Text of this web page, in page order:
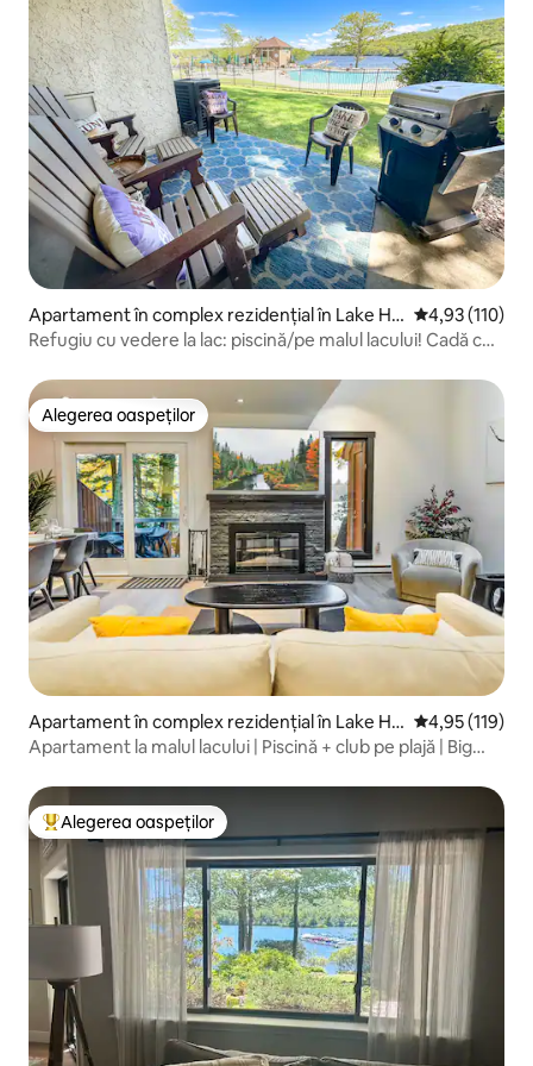
Apartament în complex rezidențial în Lake Ha
rmony
Scor mediu
4,93 (110)
Refugiu cu vedere la lac: piscină/pe malul lacului! Cadă cu
Alegerea oaspeților
Alegerea oaspeților
Apartament în complex rezidențial în Lake Ha
rmony
Scor mediu
4,95 (119)
Apartament la malul lacului | Piscină + club pe plajă | Big
Locuință din topul categoriei Alegerea oaspeților
Alegerea oaspeților